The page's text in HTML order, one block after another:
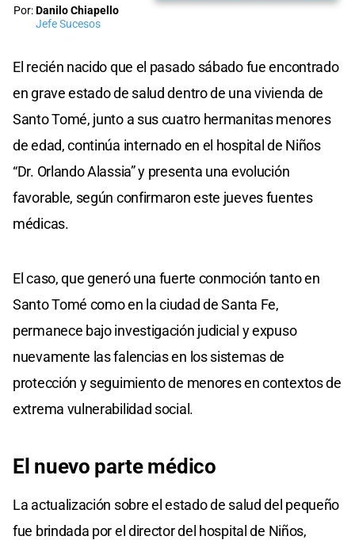
Por:Danilo Chiapello
Jefe Sucesos
El recién nacido que el pasado sábado fue encontrado
en grave estado de salud dentro de una vivienda de
Santo Tomé, junto a sus cuatro hermanitas menores
de edad, continúa internado en el hospital de Niños
“Dr. Orlando Alassia” y presenta una evolución
favorable, según confirmaron este jueves fuentes
médicas.
El caso, que generó una fuerte conmoción tanto en
Santo Tomé como en la ciudad de Santa Fe,
permanece bajo investigación judicial y expuso
nuevamente las falencias en los sistemas de
protección y seguimiento de menores en contextos de
extrema vulnerabilidad social.
El nuevo parte médico
La actualización sobre el estado de salud del pequeño
fue brindada por el director del hospital de Niños,